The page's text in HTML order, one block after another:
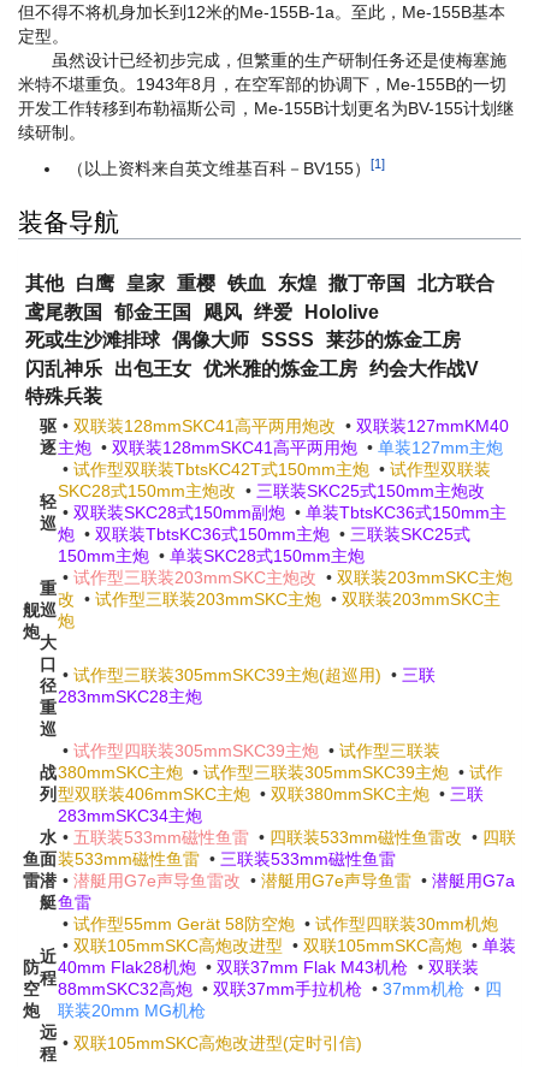
但不得不将机身加长到12米的Me-155B-1a。至此，Me-155B基本
定型。
虽然设计已经初步完成，但繁重的生产研制任务还是使梅塞施
米特不堪重负。1943年8月，在空军部的协调下，Me-155B的一切
开发工作转移到布勒福斯公司，Me-155B计划更名为BV-155计划继
续研制。
（以上资料来自英文维基百科－BV155）[1]
装备导航
其他 白鹰 皇家 重樱 铁血 东煌 撒丁帝国
北方联合
鸢尾教国
郁金王国 飓风 绊爱
Hololive
死或生沙滩排球 偶像大师 SSSS
莱莎的炼金工房
闪乱神乐
出包王女 优米雅的炼金工房 约会大作战V
特殊兵装
舰
炮
驱
逐
• 双联装128mmSKC41高平两用炮改 • 双联装127mmKM40
主炮 • 双联装128mmSKC41高平两用炮 • 单装127mm主炮
轻
巡
• 试作型双联装TbtsKC42T式150mm主炮 • 试作型双联装
SKC28式150mm主炮改 • 三联装SKC25式150mm主炮改
• 双联装SKC28式150mm副炮 • 单装TbtsKC36式150mm主
炮 • 双联装TbtsKC36式150mm主炮 • 三联装SKC25式
150mm主炮 • 单装SKC28式150mm主炮
重
巡
• 试作型三联装203mmSKC主炮改 • 双联装203mmSKC主炮
改 • 试作型三联装203mmSKC主炮 • 双联装203mmSKC主
炮
大
口
径
重
巡
• 试作型三联装305mmSKC39主炮(超巡用) • 三联
283mmSKC28主炮
战
列
• 试作型四联装305mmSKC39主炮 • 试作型三联装
380mmSKC主炮 • 试作型三联装305mmSKC39主炮 • 试作
型双联装406mmSKC主炮 • 双联380mmSKC主炮 • 三联
283mmSKC34主炮
鱼
雷
水
面
• 五联装533mm磁性鱼雷 • 四联装533mm磁性鱼雷改 • 四联
装533mm磁性鱼雷 • 三联装533mm磁性鱼雷
潜
艇
• 潜艇用G7e声导鱼雷改 • 潜艇用G7e声导鱼雷 • 潜艇用G7a
鱼雷
防
空
炮
近
程
• 试作型55mm Gerät 58防空炮 • 试作型四联装30mm机炮
• 双联105mmSKC高炮改进型 • 双联105mmSKC高炮 • 单装
40mm Flak28机炮 • 双联37mm Flak M43机枪 • 双联装
88mmSKC32高炮 • 双联37mm手拉机枪 • 37mm机枪 • 四
联装20mm MG机枪
远
程
• 双联105mmSKC高炮改进型(定时引信)